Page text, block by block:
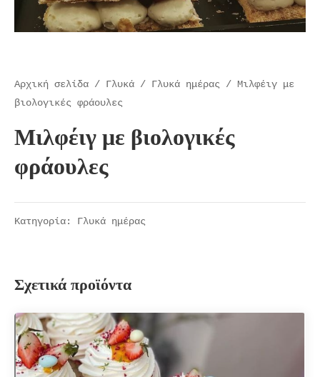
Αρχική σελίδα / Γλυκά / Γλυκά ημέρας / Μιλφέιγ με
βιολογικές φράουλες
Μιλφέιγ με βιολογικές
φράουλες
Κατηγορία: Γλυκά ημέρας
Σχετικά προϊόντα